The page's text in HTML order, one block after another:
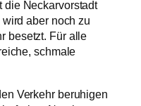
Rad-verkehr
Neckarvorstadt
aber noch zu
besetzt. Für alle
schmale